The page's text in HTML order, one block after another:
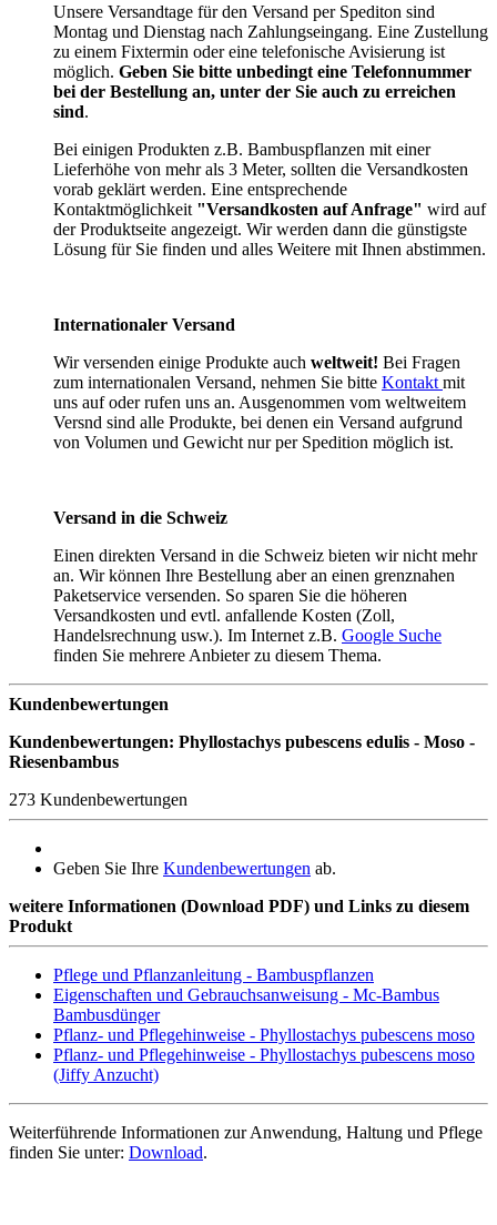
Unsere Versandtage für den Versand per Spediton sind
Montag und Dienstag nach Zahlungseingang. Eine Zustellung
zu einem Fixtermin oder eine telefonische Avisierung ist
möglich. Geben Sie bitte unbedingt eine Telefonnummer
bei der Bestellung an, unter der Sie auch zu erreichen
sind.
Bei einigen Produkten z.B. Bambuspflanzen mit einer
Lieferhöhe von mehr als 3 Meter, sollten die Versandkosten
vorab geklärt werden. Eine entsprechende
Kontaktmöglichkeit "Versandkosten auf Anfrage" wird auf
der Produktseite angezeigt. Wir werden dann die günstigste
Lösung für Sie finden und alles Weitere mit Ihnen abstimmen.
Internationaler Versand
Wir versenden einige Produkte auch weltweit! Bei Fragen
zum internationalen Versand, nehmen Sie bitte Kontakt mit
uns auf oder rufen uns an. Ausgenommen vom weltweitem
Versnd sind alle Produkte, bei denen ein Versand aufgrund
von Volumen und Gewicht nur per Spedition möglich ist.
Versand in die Schweiz
Einen direkten Versand in die Schweiz bieten wir nicht mehr
an. Wir können Ihre Bestellung aber an einen grenznahen
Paketservice versenden. So sparen Sie die höheren
Versandkosten und evtl. anfallende Kosten (Zoll,
Handelsrechnung usw.). Im Internet z.B. Google Suche
finden Sie mehrere Anbieter zu diesem Thema.
Kundenbewertungen
Kundenbewertungen: Phyllostachys pubescens edulis - Moso -
Riesenbambus
273 Kundenbewertungen
Geben Sie Ihre Kundenbewertungen ab.
weitere Informationen (Download PDF) und Links zu diesem
Produkt
Pflege und Pflanzanleitung - Bambuspflanzen
Eigenschaften und Gebrauchsanweisung - Mc-Bambus
Bambusdünger
Pflanz- und Pflegehinweise - Phyllostachys pubescens moso
Pflanz- und Pflegehinweise - Phyllostachys pubescens moso
(Jiffy Anzucht)
Weiterführende Informationen zur Anwendung, Haltung und Pflege
finden Sie unter: Download.